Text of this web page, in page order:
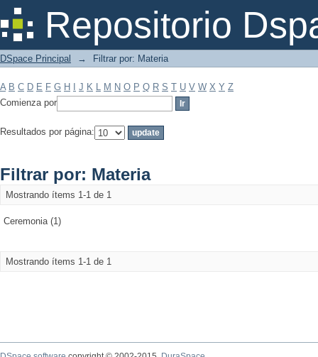
Repositorio
Filtrar por: Materia
DSpace Principal → Filtrar por: Materia
A B C D E F G H J K L M N O P Q R S T U V W X Y Z
Comienza por
Resultados por página:
Filtrar por: Materia
Mostrando ítems 1-1 de 1
Ceremonia (1)
Mostrando ítems 1-1 de 1